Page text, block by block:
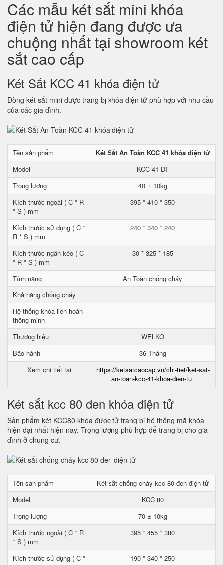
Các mẫu két sắt mini khóa
điện tử hiện đang được ưa
chuộng nhất tại showroom két
sắt cao cấp
Két Sắt KCC 41 khóa điện tử
Dòng két sắt mini được trang bị khóa điện tử phù hợp với nhu cầu
của các gia đình.
Tên sản phẩm
Két Sắt An Toàn KCC 41 khóa điện tử
Model
KCC 41 DT
Trọng lượng
40 ± 10kg
Kích thước ngoài ( C * R
* S ) mm
395 * 410 * 350
Kích thước sử dụng ( C *
R * S ) mm
240 * 340 * 240
Kích thước ngăn kéo ( C
* R * S ) mm
30 * 325 * 185
Tính năng
An Toàn chống cháy
Khả năng chống cháy
Hệ thống khóa liên hoàn
thông minh
Thương hiệu
WELKO
Bảo hành
36 Tháng
Xem chi tiết tại
https://ketsatcaocap.vn/chi-tiet/ket-sat-
an-toan-kcc-41-khoa-dien-tu
Két sắt kcc 80 đen khóa điện tử
Sản phẩm két KCC80 khóa được tử trang bị hệ thống mã khóa
hiện đại nhất hiện nay. Trọng lượng phù hợp để trang bị cho gia
đình ở chung cư.
Tên sản phẩm
Két sắt chống cháy kcc 80 đen điện tử
Model
KCC 80
Trọng lượng
70 ± 10kg
Kích thước ngoài ( C * R
* S ) mm
395 * 455 * 380
Kích thước sử dụng ( C *
190 * 340 * 250